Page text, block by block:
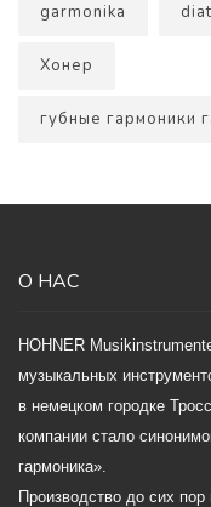
garmonika
Хонер
губные гармоники
О НАС
HOHNER
музыкальных
в немецком городке
компании стало
гармоника».
Производство до сих пор